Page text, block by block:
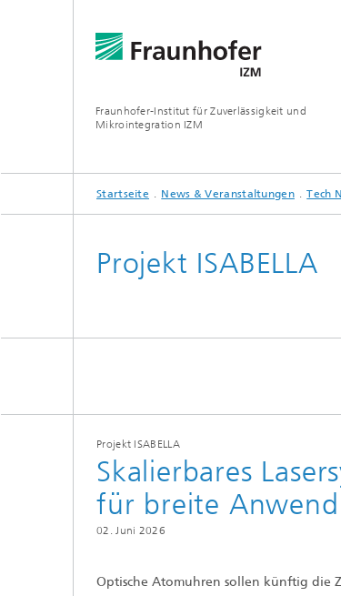
Fraunhofer-Institut für Zuverlässigkeit und
Mikrointegration IZM
DAS INSTITUT
ABTEILUNGEN
GESCHÄFTSFELDER
LEISTUNGSANGEBOT
NEWS & VERANSTALTUNGEN
Startseite News & Veranstaltungen Tech
Projekt ISABELLA
Projekt ISABELLA
Skalierbares
für breite
02. Juni 2026
Optische Atomuhren sollen künftig die